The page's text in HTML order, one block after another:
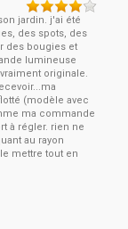
jardin. j'ai été
des spots, des
des bougies et
lumineuse
originale.
(modèle avec
ma commande
à régler. rien ne
au rayon
mettre tout en